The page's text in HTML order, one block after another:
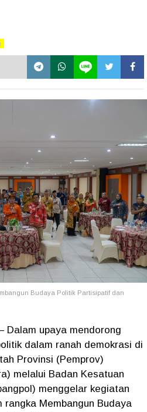
Budaya Politik Partisipatif dan
Dalam upaya mendorong
dalam ranah demokrasi di
Provinsi (Pemprov)
melalui Badan Kesatuan
menggelar kegiatan
rangka Membangun Budaya